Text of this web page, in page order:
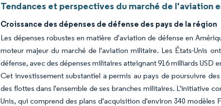
Tendances et perspectives du marché de l'aviation
Croissance des dépenses de défense des pays de la région
Les dépenses robustes en matière d'aviation de défense en
moteur majeur du marché de l'aviation militaire. Les États-Unis
défense, avec des dépenses militaires atteignant 916 milliards USD
Cet investissement substantiel a permis au pays de poursuivre
des flottes dans l'ensemble de ses branches militaires. L'initiative
Unis, qui comprend des plans d'acquisition d'environ 340 modèles